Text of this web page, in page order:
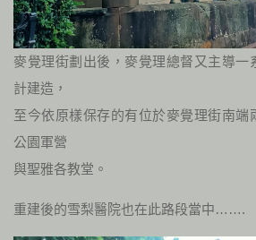
麥覺理街劃出後，麥覺理總督又主導一
計建造，
至今依原樣保存的有位於麥覺理街南端
公園軍營
與聖雅各教堂。
重建後的雪梨醫院也在此路段當中…….